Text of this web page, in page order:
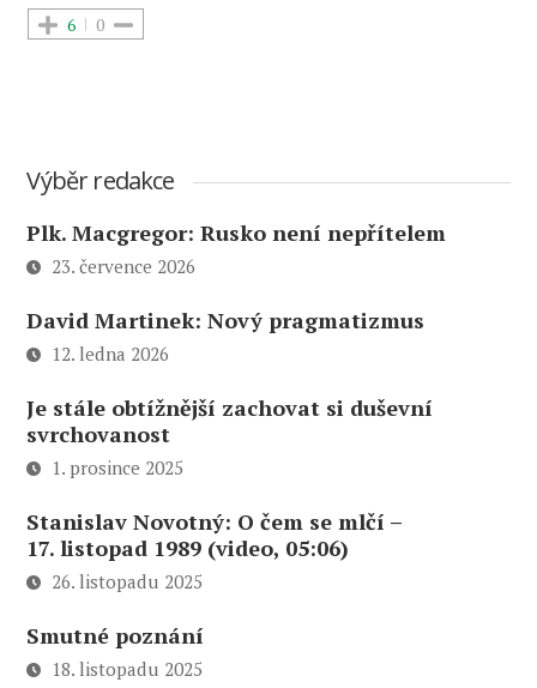
6 0
Výběr redakce
Plk. Macgregor: Rusko není nepřítelem
23. července 2026
David Martinek: Nový pragmatizmus
12. ledna 2026
Je stále obtížnější zachovat si duševní
svrchovanost
1. prosince 2025
Stanislav Novotný: O čem se mlčí –
17. listopad 1989 (video, 05:06)
26. listopadu 2025
Smutné poznání
18. listopadu 2025